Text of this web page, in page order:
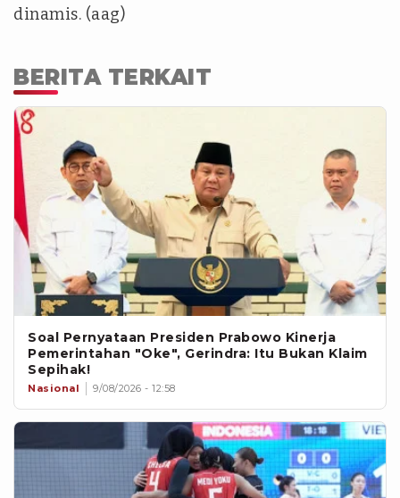
dinamis. (aag)
BERITA TERKAIT
Soal Pernyataan Presiden Prabowo Kinerja
Pemerintahan "Oke", Gerindra: Itu Bukan Klaim
Sepihak!
Nasional 9/08/2026 - 12:58